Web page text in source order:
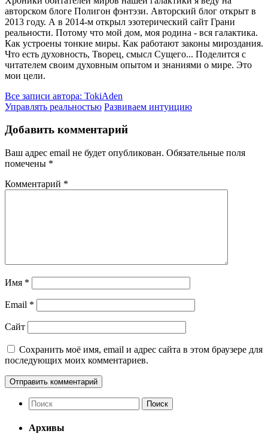
авторском блоге Полигон фэнтэзи. Авторский блог открыт в
2013 году. А в 2014-м открыл эзотерический сайт Грани
реальности. Потому что мой дом, моя родина - вся галактика.
Как устроены тонкие миры. Как работают законы мироздания.
Что есть духовность, Творец, смысл Сущего... Поделится с
читателем своим духовным опытом и знаниями о мире. Это
мои цели.
Все записи автора: TokiAden
Управлять реальностью Развиваем интуицию
Добавить комментарий
Ваш адрес email не будет опубликован. Обязательные поля
помечены *
Комментарий *
Имя *
Email *
Сайт
Сохранить моё имя, email и адрес сайта в этом браузере для
последующих моих комментариев.
Архивы